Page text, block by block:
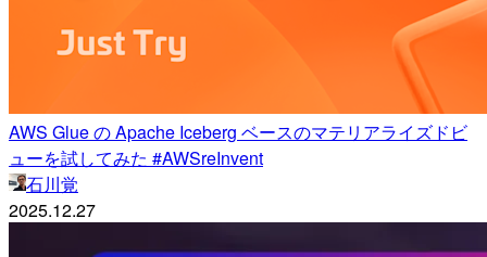
AWS Glue の Apache Iceberg ベースのマテリアライズドビ
ューを試してみた #AWSreInvent
石川覚
2025.12.27